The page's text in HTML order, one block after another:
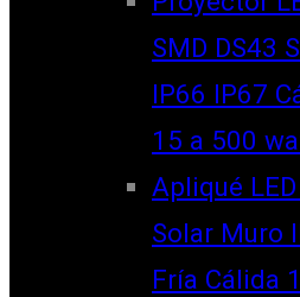
SMD DS43
IP66 IP67
15 a 500
Apliqué
Solar Muro
Fría Cálida